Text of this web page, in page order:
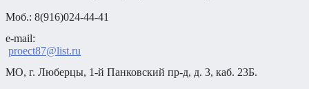
Моб.: 8(916)024-44-41
e-mail:
proect87@list.ru
МО, г. Люберцы, 1-й Панковский пр-д, д. 3, каб. 23Б.